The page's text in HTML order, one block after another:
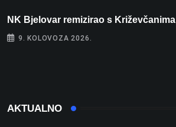
NK Bjelovar remizirao s Križevčanima
9. KOLOVOZA 2026.
AKTUALNO